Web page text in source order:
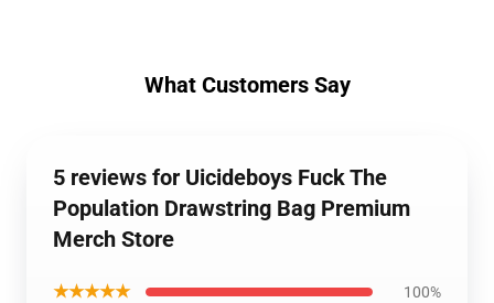
What Customers Say
5 reviews for Uicideboys Fuck The
Population Drawstring Bag Premium
Merch Store
★★★★★ 100%